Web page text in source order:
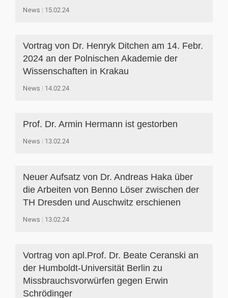
News 15.02.24
Vortrag von Dr. Henryk Ditchen am 14. Febr.
2024 an der Polnischen Akademie der
Wissenschaften in Krakau
News 14.02.24
Prof. Dr. Armin Hermann ist gestorben
News 13.02.24
Neuer Aufsatz von Dr. Andreas Haka über
die Arbeiten von Benno Löser zwischen der
TH Dresden und Auschwitz erschienen
News 13.02.24
Vortrag von apl.Prof. Dr. Beate Ceranski an
der Humboldt-Universität Berlin zu
Missbrauchsvorwürfen gegen Erwin
Schrödinger